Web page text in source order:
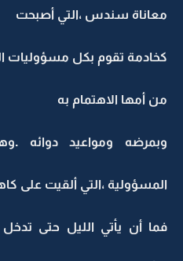
معاناة سندس ،التي أصبحت
كخادمة تقوم بكل مسؤوليات
من أمها الاهتمام به
وبمرضه ومواعيد دوائه
المسؤولية ،التي ألقيت على
فما أن يأتي الليل حتى تدخل